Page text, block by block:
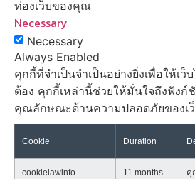
ท่องเว็บของคุณ
Necessary
Necessary
Always Enabled
คุกกี้ที่จำเป็นจำเป็นอย่างยิ่งเพื่อให้เว็
ต้อง คุกกี้เหล่านี้ช่วยให้มั่นใจถึงฟังก์
คุณลักษณะด้านความปลอดภัยของเ
Cookie Duration
cookielawinfo-
11 months
คุ